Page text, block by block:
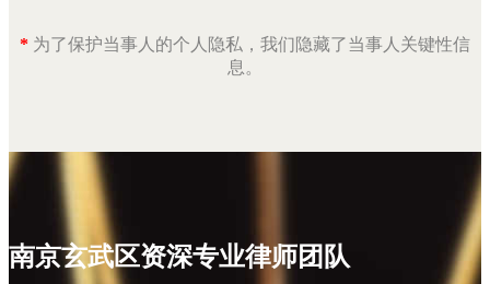
* 为了保护当事人的个人隐私，我们隐藏了当事人关键性信
息。
南京玄武区资深专业律师团队